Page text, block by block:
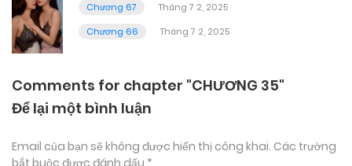
Chương 67
Tháng 7 2, 2025
Chương 66
Tháng 7 2, 2025
Comments for chapter "CHƯƠNG 35"
Để lại một bình luận
Email của bạn sẽ không được hiển thị công khai. Các trường
bắt buộc được đánh dấu *